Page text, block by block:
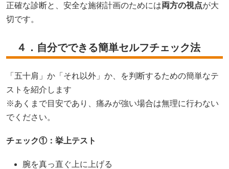
正確な診断と、安全な施術計画のためには両方の視点が大
切です。
４．自分でできる簡単セルフチェック法
「五十肩」か「それ以外」か、を判断するための簡単なテ
ストを紹介します
※あくまで目安であり、痛みが強い場合は無理に行わない
でください。
チェック①：挙上テスト
腕を真っ直ぐ上に上げる